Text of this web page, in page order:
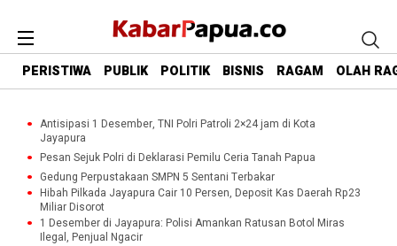
PERISTIWA PUBLIK POLITIK BISNIS RAGAM OLAH
Antisipasi 1 Desember, TNI Polri Patroli 2×24 jam di Kota
Jayapura
Pesan Sejuk Polri di Deklarasi Pemilu Ceria Tanah Papua
Gedung Perpustakaan SMPN 5 Sentani Terbakar
Hibah Pilkada Jayapura Cair 10 Persen, Deposit Kas Daerah Rp23
Miliar Disorot
1 Desember di Jayapura: Polisi Amankan Ratusan Botol Miras
Ilegal, Penjual Ngacir